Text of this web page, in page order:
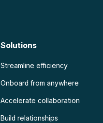
Solutions
Streamline efficiency
Onboard from anywhere
Accelerate collaboration
Build relationships